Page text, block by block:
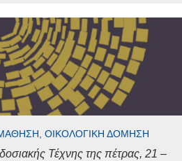
ΟΙΚΟΛΟΓΙΚΉ ΔΌΜΗΣΗ
Τέχνης της πέτρας, 21 –